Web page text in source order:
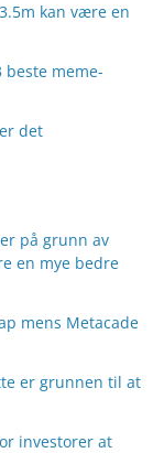
kan være en
beste meme-
det
på grunn av
en mye bedre
mens Metacade
er grunnen til at
investorer at